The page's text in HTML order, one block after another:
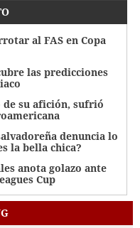
al FAS en Copa
las predicciones
de su afición, sufrió
denuncia lo
la bella chica?
anota golazo ante
Cup